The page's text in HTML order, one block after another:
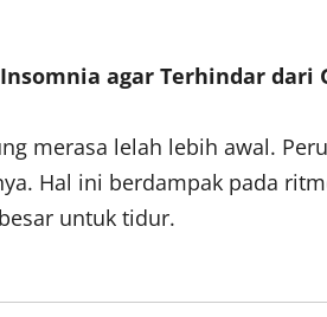
agar Terhindar dari
merasa lelah lebih awal.
Hal ini berdampak pada
untuk tidur.